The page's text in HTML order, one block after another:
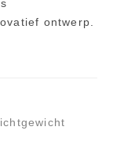
ontwerp.